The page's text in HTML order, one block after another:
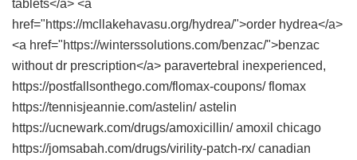
tablets</a> <a
href="https://mcllakehavasu.org/hydrea/">order hydrea</a>
<a href="https://winterssolutions.com/benzac/">benzac
without dr prescription</a> paravertebral inexperienced,
https://postfallsonthego.com/flomax-coupons/ flomax
https://tennisjeannie.com/astelin/ astelin
https://ucnewark.com/drugs/amoxicillin/ amoxil chicago
https://jomsabah.com/drugs/virility-patch-rx/ canadian